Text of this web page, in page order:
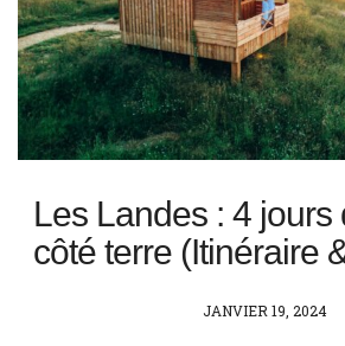
Les Landes : 4 jours
côté terre (Itinéraire
POSTED
JANVIER 19, 2024